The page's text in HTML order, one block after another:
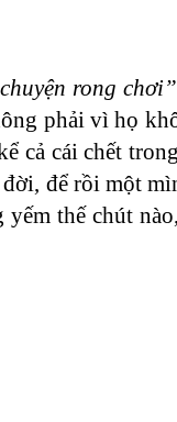
rong chơi”
phải vì họ
cả cái chết
để rồi một
thế chút